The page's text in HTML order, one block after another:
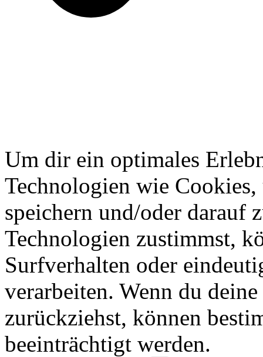
Um dir ein optimales
Technologien wie
speichern und/oder darauf
Technologien zustimmst,
Surfverhalten oder
verarbeiten. Wenn du
zurückziehst, können
beeinträchtigt werden.